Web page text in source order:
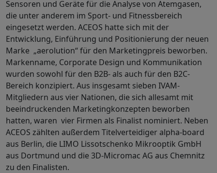
Sensoren und Geräte für die Analyse von Atemgasen,
die unter anderem im Sport- und Fitnessbereich
eingesetzt werden. ACEOS hatte sich mit der
Entwicklung, Einführung und Positionierung der neuen
Marke „aerolution“ für den Marketingpreis beworben.
Markenname, Corporate Design und Kommunikation
wurden sowohl für den B2B- als auch für den B2C-
Bereich konzipiert. Aus insgesamt sieben IVAM-
Mitgliedern aus vier Nationen, die sich allesamt mit
beeindruckenden Marketingkonzepten beworben
hatten, waren vier Firmen als Finalist nominiert. Neben
ACEOS zählten außerdem Titelverteidiger alpha-board
aus Berlin, die LIMO Lissotschenko Mikrooptik GmbH
aus Dortmund und die 3D-Micromac AG aus Chemnitz
zu den Finalisten.